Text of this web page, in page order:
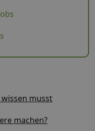
wissen musst
machen?